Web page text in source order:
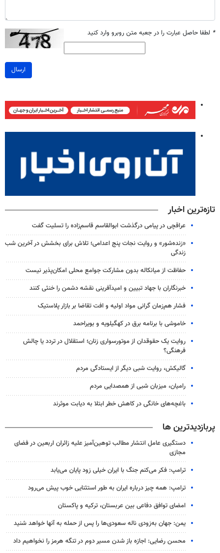
* لطفا حاصل عبارت را در جعبه متن روبرو وارد کنید
ارسال
تازه‌ترین اخبار
عراقچی در پیامی درگذشت ابوالقاسم قاسم‌زاده را تسلیت گفت
«زنده‌شور» و روایت نجات پنج اعدامی؛ تلاش برای بخشش در آخرین شب
زندگی
حفاظت از میانکاله بدون مشارکت جوامع محلی امکان‌پذیر نیست
خبرنگاران با جهاد تبیین و امیدآفرینی نقشه دشمن را خنثی کنند
فشار هم‌زمان گرانی مواد اولیه و افت تقاضا بر بازار پلاستیک
خاموشی با برنامه برق در کهگیلویه و بویراحمد
روایت یک حقوقدان از موتورسواری زنان؛ استقلال در تردد یا چالش
فرهنگی؟
گالیکش، روایت شبی دیگر از ایستادگی مردم
رامیان، میزبان شبی از همصدایی مردم
باغچه‌های خانگی در کاهش خطر ابتلا به دیابت موثرند
پربازدیدترین ها
دستگیری عامل انتشار مطالب توهین‌آمیز علیه زائران اربعین در فضای
مجازی
ترامپ: فکر می‌کنم جنگ با ایران خیلی زود پایان می‌یابد
ترامپ: همه چیز درباره ایران به طور استثنایی خوب پیش می‌رود
امضای توافق دفاعی بین عربستان، ترکیه و پاکستان
یمن: جهان به‌زودی ناله سعودی‌ها را پس از حمله به آنها خواهد شنید
محسن رضایی: اجازه باز شدن مسیر دوم در تنگه هرمز را نخواهیم داد